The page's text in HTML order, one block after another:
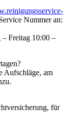
Nummer an:
– Freitag 10:00 –
Aufschläge, am
für